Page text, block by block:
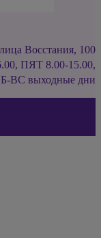
Восстания, 100
ПЯТ 8.00-15.00,
ВС выходные дни